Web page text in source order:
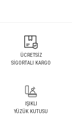
ÜCRETSİZ
SİGORTALI KARGO
IŞIKLI
YÜZÜK KUTUSU